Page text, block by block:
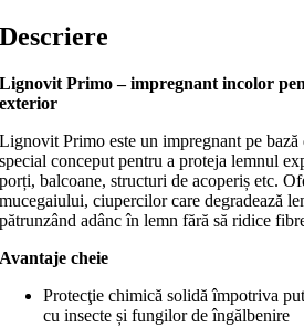
Descriere
Lignovit Primo – impregnant incolor
exterior
Lignovit Primo este un impregnant pe
special conceput pentru a proteja lemnul
porți, balcoane, structuri de acoperiș etc.
mucegaiului, ciupercilor care degradează
pătrunzând adânc în lemn fără să ridice
Avantaje cheie
Protecţie chimică solidă împotriva
cu insecte și fungilor de îngălbenire